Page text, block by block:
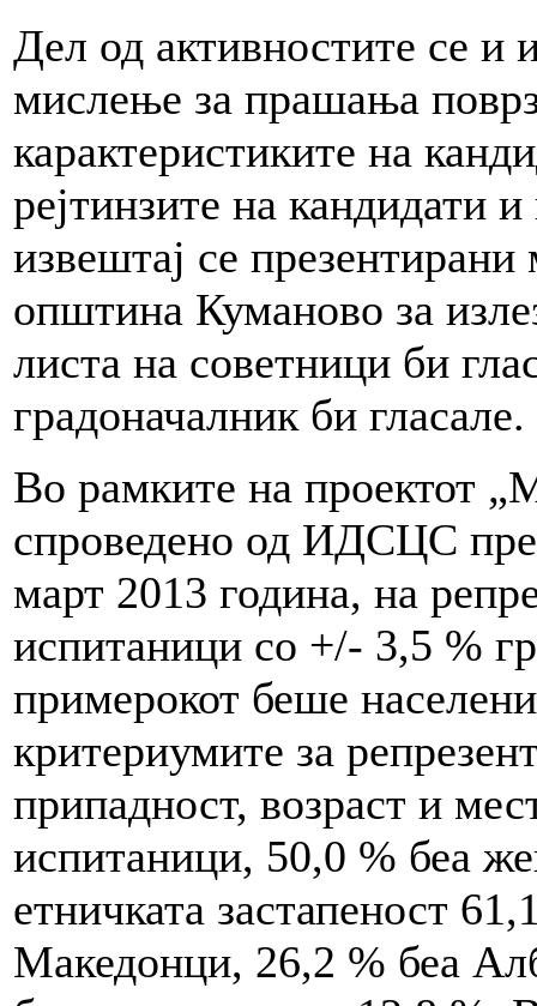
Дел од активностите се и
мислење за прашања
карактеристиките на
рејтинзите на кандидати
извештај се
општина Куманово за
листа на советници би
градоначалник би гласале.
Во рамките на проектот
спроведено од ИДСЦС
март 2013 година, на
испитаници со +/- 3,5 %
примерокот беше
критериумите за
припадност, возраст и
испитаници, 50,0 % беа
етничката застапеност
Македонци, 26,2 % беа